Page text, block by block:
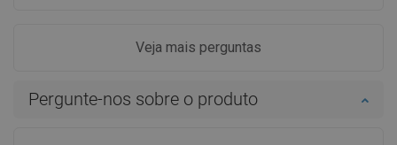
Veja mais perguntas
Pergunte-nos sobre o produto